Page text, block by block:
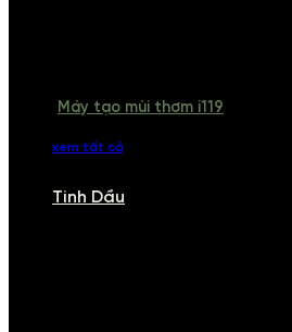
Máy tạo mùi thơm i119
xem tất cả
Tinh Dầu